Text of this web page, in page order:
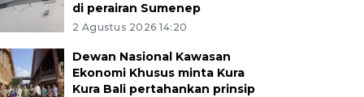
di perairan Sumenep
2 Agustus 2026 14:20
Dewan Nasional Kawasan
Ekonomi Khusus minta Kura
Kura Bali pertahankan prinsip